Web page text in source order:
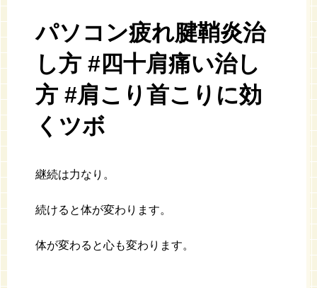
パソコン疲れ腱鞘炎治
し方 #四十肩痛い治し
方 #肩こり首こりに効
くツボ
継続は力なり。
続けると体が変わります。
体が変わると心も変わります。